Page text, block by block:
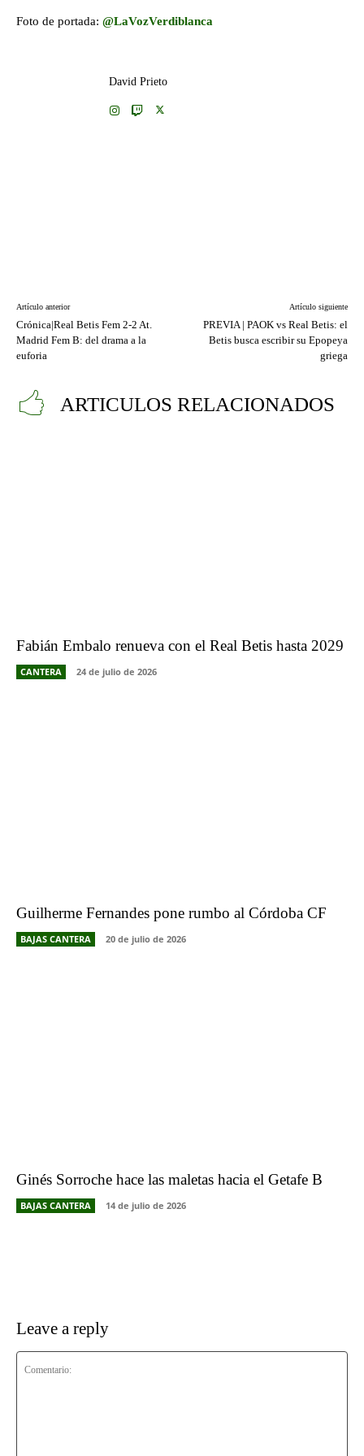
Foto de portada: @LaVozVerdiblanca
David Prieto
Artículo anterior
Crónica|Real Betis Fem 2-2 At.
Madrid Fem B: del drama a la
euforia
Artículo siguiente
PREVIA | PAOK vs Real Betis: el
Betis busca escribir su Epopeya
griega
ARTICULOS RELACIONADOS
Fabián Embalo renueva con el Real Betis hasta 2029
CANTERA 24 de julio de 2026
Guilherme Fernandes pone rumbo al Córdoba CF
BAJAS CANTERA 20 de julio de 2026
Ginés Sorroche hace las maletas hacia el Getafe B
BAJAS CANTERA 14 de julio de 2026
Leave a reply